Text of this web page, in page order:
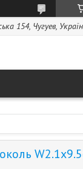
154, Чугуев,